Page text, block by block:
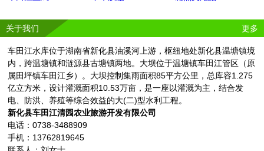
关于我们 更多
车田江水库位于湖南省新化县油溪河上游，枢纽地处新化县温塘镇境
内，跨温塘镇和涟源县古塘镇两地。大坝位于温塘镇车田江管区（原
属田坪镇车田江乡）。大坝控制集雨面积85平方公里，总库容1.275
亿立方米，设计灌溉面积10.53万亩，是一座以灌溉为主，结合发
电、防洪、养殖等综合效益的大(二)型水利工程。
新化县车田江清园农业旅游开发有限公司
电话：0738-3488909
手机：13762819645